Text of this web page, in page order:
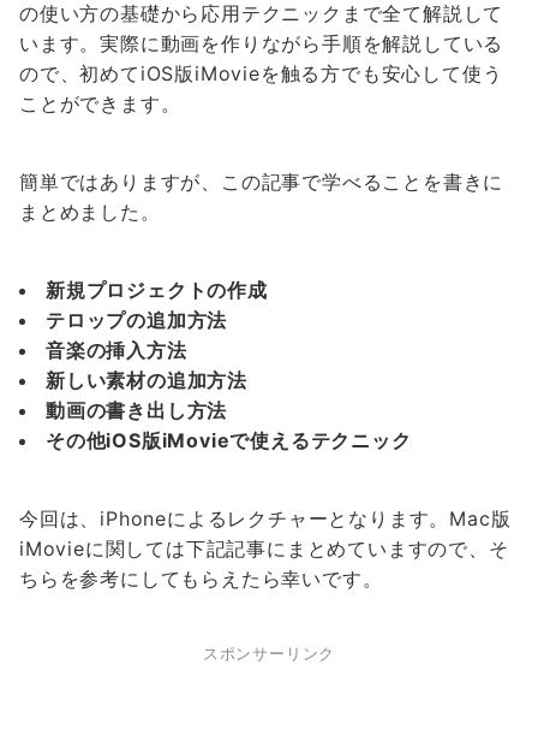
の使い方の基礎から応用テクニックまで全て解説して
います。実際に動画を作りながら手順を解説している
ので、初めてiOS版iMovieを触る方でも安心して使う
ことができます。
簡単ではありますが、この記事で学べることを書きに
まとめました。
新規プロジェクトの作成
テロップの追加方法
音楽の挿入方法
新しい素材の追加方法
動画の書き出し方法
その他iOS版iMovieで使えるテクニック
今回は、iPhoneによるレクチャーとなります。Mac版
iMovieに関しては下記記事にまとめていますので、そ
ちらを参考にしてもらえたら幸いです。
スポンサーリンク